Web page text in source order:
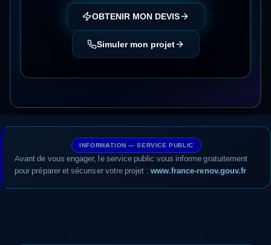
OBTENIR MON DEVIS
Simuler mon projet
INFORMATION — SERVICE PUBLIC
Avant de vous engager, le service public vous informe gratuitement
pour préparer et sécuriser votre projet : www.france-renov.gouv.fr